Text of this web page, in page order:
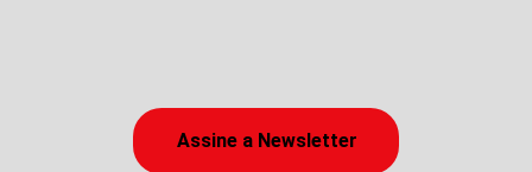
Assine a Newsletter